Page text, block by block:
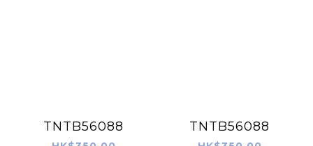
TNTB56088 TNTB56088